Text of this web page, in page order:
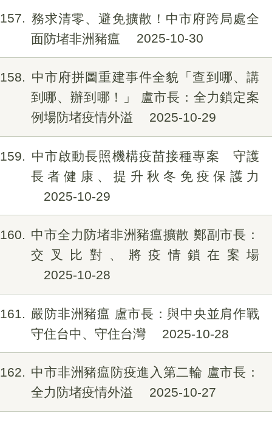
157
務求清零、避免擴散！中市府跨局處全
面防堵非洲豬瘟
2025-10-30
158
中市府拼圖重建事件全貌「查到哪、講
到哪、辦到哪！」 盧市長：全力鎖定案
例場防堵疫情外溢
2025-10-29
159
中市啟動長照機構疫苗接種專案 守護
長者健康、提升秋冬免疫保護力
2025-10-29
160
中市全力防堵非洲豬瘟擴散 鄭副市長：
交叉比對、將疫情鎖在案場
2025-10-28
161
嚴防非洲豬瘟 盧市長：與中央並肩作戰
守住台中、守住台灣
2025-10-28
162
中市非洲豬瘟防疫進入第二輪 盧市長：
全力防堵疫情外溢
2025-10-27